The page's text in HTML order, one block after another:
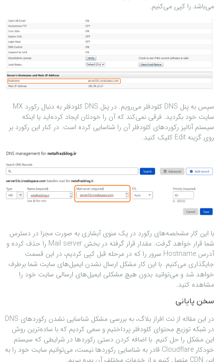
می‌باشد را کپی می‌کنیم.
سپس به پنل DNS کلودفلر می‌رویم. در پنل DNS کلودفلر به دنبال رکورد MX
سایت خود بگردید. فرقی نمی‌کند که آن را خودتان ایجاد کرده‌اید یا اینکه
سیستم آنالیز رکوردهای کلودفلر آن را شناسایی کرده است. در کنار این رکورد بر
روی گزینه Edit کلیک کنید.
با این کار مشخصه‌های رکورد در یک منوی آبشاری به صورت مجزا در دسترس
شما قرار خواهد گرفت. مقدار قرار گرفته در بخش Mail server را حذف کرده و
آدرس Hostname سرور را که در مرحله قبل کپی کردیم، در این قسمت
جایگذاری می‌کنیم. با این کار مشکل ارسال نشدن ایمیل‌های سایت شما برطرف
خواهد شد و می‌توانید بدون هیچ مشکلی ایمیل‌های ارسالی سایت خود را
مشاهده کنید.
سخن پایانی
در این مقاله از نت افراز بلاگ، به بررسی مشکل شناسایی نشدن رکوردهای DNS
در شبکه توزیع محتوای کلودفلر پرداختیم و سعی کردیم که با ساده‌ترین روش
این مشکل را حل کنیم. با اضافه کردن دستی رکوردها در شرایطی که سیستم
خودکار Cloudflare قادر به شناسایی رکوردها نیست، می‌توانیم سایت خود را به